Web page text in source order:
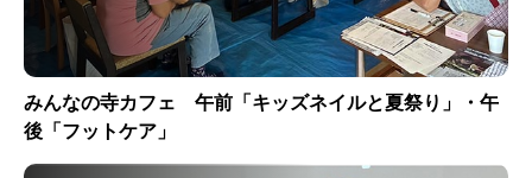
みんなの寺カフェ 午前「キッズネイルと夏祭り」・午
後「フットケア」